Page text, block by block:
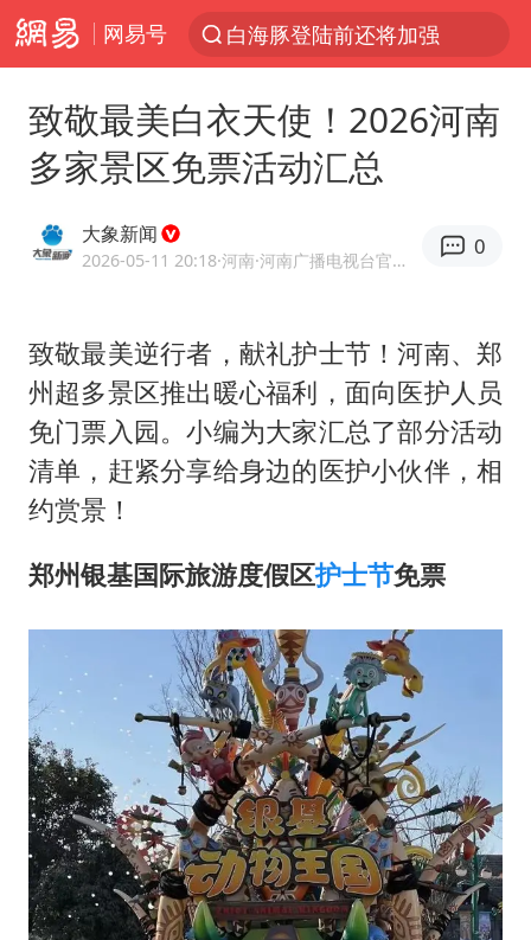
网易号
国乒女单三将晋级四强
选专业别因“热门”窄化“热爱”
情侣平潭拍日出坠崖1死1伤
茅台部分直营店飞天茅台提价
大V：马科斯把路走绝了
白海豚将正面袭击贯穿浙江
宇树王兴兴被问了360多个问题
唐田赛前发布会上引用《孙子兵法》
乐享全民健身 共筑健康中国
致敬最美白衣天使！2026河南
多家景区免票活动汇总
大象新闻
2026-05-11 20:18·河南 ·河南广播电视台官方网易号
0
致敬最美逆行者，献礼护士节！河南、郑
州超多景区推出暖心福利，面向医护人员
免门票入园。小编为大家汇总了部分活动
清单，赶紧分享给身边的医护小伙伴，相
约赏景！
郑州银基国际旅游度假区护士节免票